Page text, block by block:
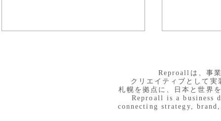
​Reproallは、事
クリエイティブとして
札幌を拠点に、日本と世界
Reproall is a business
connecting strategy,